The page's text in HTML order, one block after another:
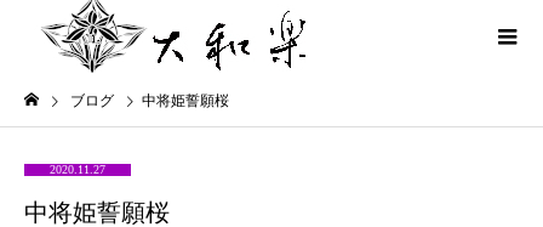
ブログ 中将姫誓願桜
2020.11.27
中将姫誓願桜